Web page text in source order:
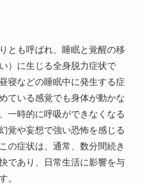
とも呼ばれ、睡眠と覚醒の移
）に生じる全身脱力症状で
寝などの睡眠中に発生する症
ている感覚でも身体が動かな
一時的に呼吸ができなくなる
覚や妄想で強い恐怖を感じる
の症状は、通常、数分間続き
であり、日常生活に影響を与
。